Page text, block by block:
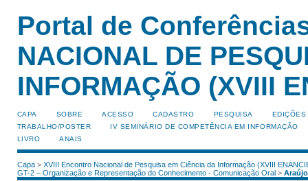
Portal de
NACIONAL DE
INFORMAÇÃO (XVIII
CAPA SOBRE ACESSO CADASTRO PESQUISA
EDIÇÕES
TRABALHO/POSTER
IV SEMINÁRIO DE COMPETÊNCIA EM INFORMAÇÃO
LIVRO
ANAIS
Capa> XVIII Encontro Nacional de Pesquisa em Ciência da Informação (XVIII
GT-2 – Organização e Representação do Conhecimento - Comunicação Oral> Araújo